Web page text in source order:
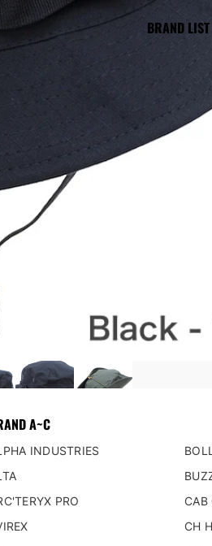
ドポーチ
バイルポーチ
リティー/アドミンポーチ
ール/アイウェアポーチ
GEAR
グ/ ハーネス
ア
パット／ニーパット
フ/ヘッドセット
サリー
類
ルト（弾帯）/サスペンダー
ADVENTURE
/接続部品/リペア
ル/シート/カモフラージュ偽装
ラリー/ストーブ/ライター 着火系
パ
ス
ピ
BRAND LIST
A~C
INDUSTRIES
PRO
CAB
CH